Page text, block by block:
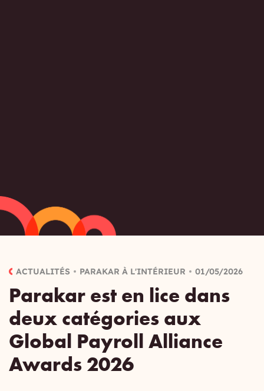
ACTUALITÉS PARAKAR À L'INTÉRIEUR 01/05/2026
Parakar est en lice dans
deux catégories aux
Global Payroll Alliance
Awards 2026